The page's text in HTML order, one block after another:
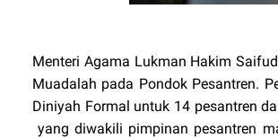
Menteri Agama Lukman Hakim
Muadalah pada Pondok Pesantren.
Diniyah Formal untuk 14 pesantren
yang diwakili pimpinan pesantren